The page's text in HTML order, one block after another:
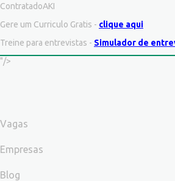
ContratadoAKI
Gere um Curriculo Gratis - clique aqui
Treine para entrevistas - Simulador de
"/>
Vagas
Empresas
Blog